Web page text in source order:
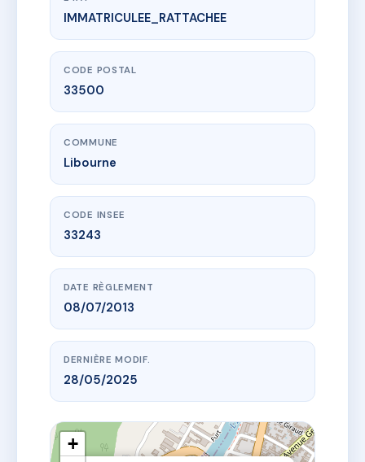
www.vme.plus/AC6528004
30 rue Carnot
30 r du president carnot
IMMATRICULEE_RATTACHEE
CODE POSTAL
33500
COMMUNE
Libourne
CODE INSEE
33243
DATE RÈGLEMENT
08/07/2013
DERNIÈRE MODIF.
28/05/2025
+